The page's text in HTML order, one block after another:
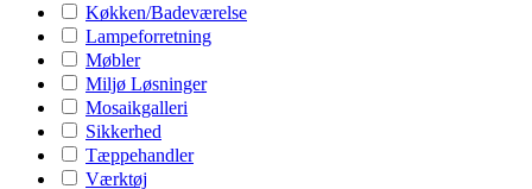
Køkken/Badeværelse
Lampeforretning
Møbler
Miljø Løsninger
Mosaikgalleri
Sikkerhed
Tæppehandler
Værktøj